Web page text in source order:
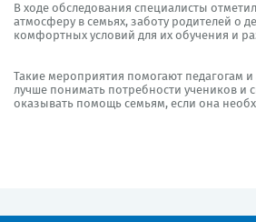
В ходе обследования специалисты
атмосферу в семьях, заботу родителей о
комфортных условий для их обучения и
Такие мероприятия помогают педагогам
лучше понимать потребности учеников и
оказывать помощь семьям, если она